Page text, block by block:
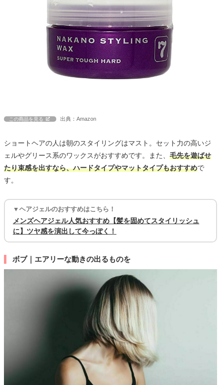
この商品を見る 出典：Amazon
ショートヘアの人は朝のスタイリングはマスト。セット力の高いジ
ェルやグリース系のワックスがおすすめです。また、 毛先を遊ばせ
たり束感を出すなら、ハードタイプやマットタイプもおすすめで
す。
▼ヘアジェルのおすすめはこちら！
メンズヘアジェル人気おすすめ【髪を固めてスタイリッシュ
に】ツヤ感を演出して今っぽく！
ボブ｜エアリーな動きの出るものを